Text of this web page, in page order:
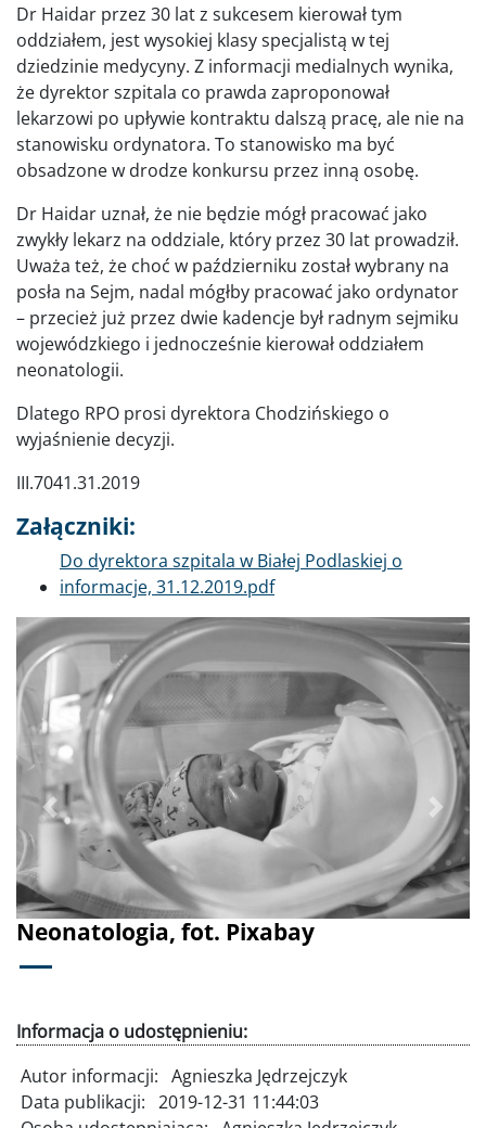
Dr Haidar przez 30 lat z sukcesem kierował tym
oddziałem, jest wysokiej klasy specjalistą w tej
dziedzinie medycyny. Z informacji medialnych wynika,
że dyrektor szpitala co prawda zaproponował
lekarzowi po upływie kontraktu dalszą pracę, ale nie na
stanowisku ordynatora. To stanowisko ma być
obsadzone w drodze konkursu przez inną osobę.
Dr Haidar uznał, że nie będzie mógł pracować jako
zwykły lekarz na oddziale, który przez 30 lat prowadził.
Uważa też, że choć w październiku został wybrany na
posła na Sejm, nadal mógłby pracować jako ordynator
– przecież już przez dwie kadencje był radnym sejmiku
wojewódzkiego i jednocześnie kierował oddziałem
neonatologii.
Dlatego RPO prosi dyrektora Chodzińskiego o
wyjaśnienie decyzji.
III.7041.31.2019
Załączniki:
Dokument
Do dyrektora szpitala w Białej Podlaskiej o
informacje, 31.12.2019.pdf
Neonatologia, fot. Pixabay
Poprzednie Dalej
Informacja o udostępnieniu:
Autor informacji: Agnieszka Jędrzejczyk
Data publikacji: 2019-12-31 11:44:03